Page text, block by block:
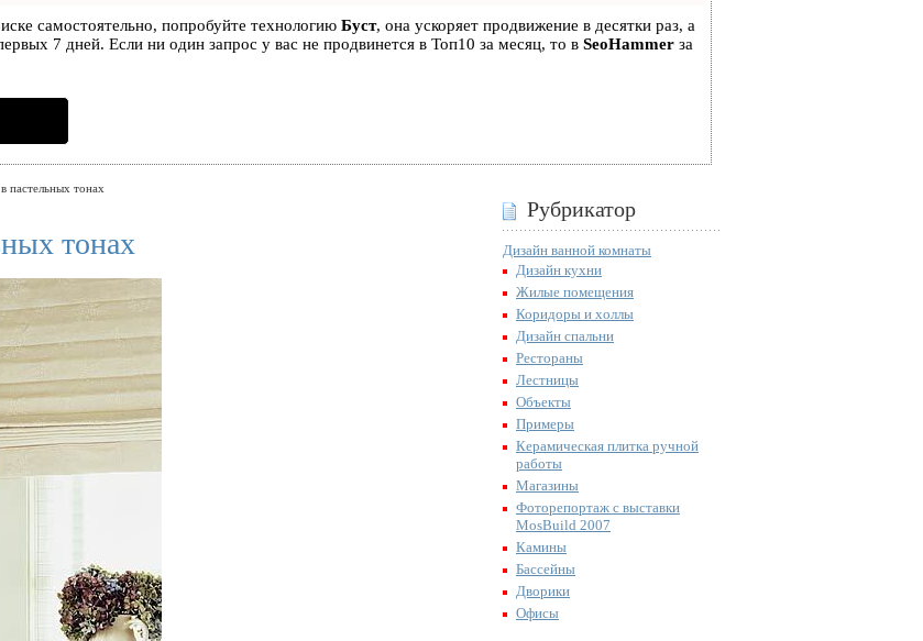
самостоятельно, попробуйте технологию Буст, она ускоряет продвижение в десятки раз, а
7 дней. Если ни один запрос у вас не продвинется в Топ10 за месяц, то в SeoHammer за
пастельных тонах
тонах
Рубрикатор
Дизайн ванной комнаты
Дизайн кухни
Жилые помещения
Коридоры и холлы
Дизайн спальни
Рестораны
Лестницы
Объекты
Примеры
Керамическая плитка ручной
работы
Магазины
Фоторепортаж с выставки
MosBuild 2007
Камины
Бассейны
Дворики
Офисы